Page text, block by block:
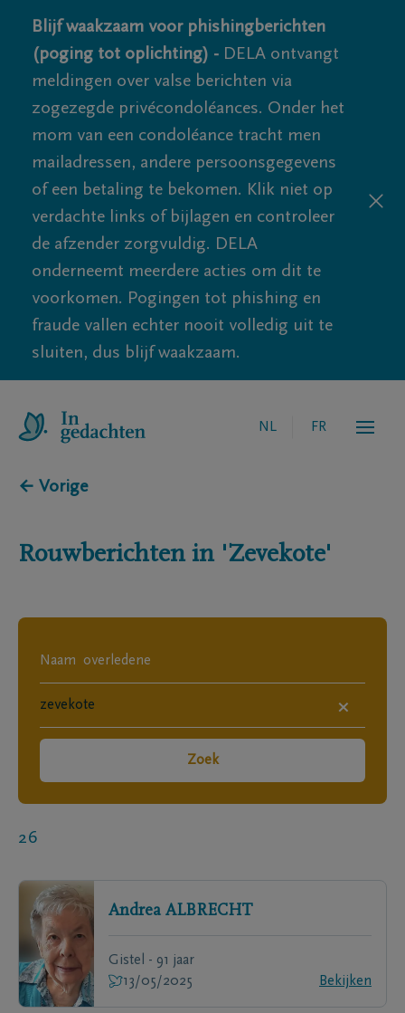
Blijf waakzaam voor phishingberichten
(poging tot oplichting) - DELA ontvangt
meldingen over valse berichten via
zogezegde privécondoléances. Onder het
mom van een condoléance tracht men
mailadressen, andere persoonsgegevens
of een betaling te bekomen. Klik niet op
verdachte links of bijlagen en controleer
de afzender zorgvuldig. DELA
onderneemt meerdere acties om dit te
voorkomen. Pogingen tot phishing en
fraude vallen echter nooit volledig uit te
sluiten, dus blijf waakzaam.
NL FR
← Vorige
Rouwberichten in 'Zevekote'
×
Zoek
26
Andrea ALBRECHT
Gistel - 91 jaar
13/05/2025
Bekijken